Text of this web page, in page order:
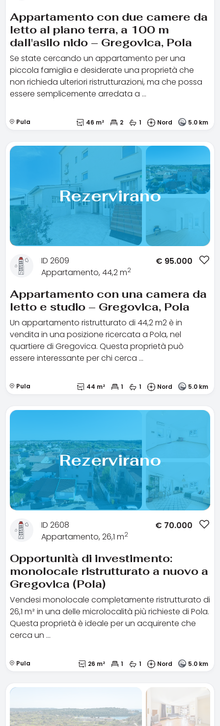
Appartamento con due camere da
letto al piano terra, a 100 m
dall'asilo nido – Gregovica, Pola
Se state cercando un appartamento per una
piccola famiglia e desiderate una proprietà che
non richieda ulteriori ristrutturazioni, ma che possa
essere semplicemente arredata a …
Pula 46 m² 2 1 Nord 5.0 km
Rezervirano
ID 2609
Appartamento, 44,2 m2
€ 95.000
Appartamento con una camera da
letto e studio – Gregovica, Pola
Un appartamento ristrutturato di 44,2 m2 è in
vendita in una posizione ricercata a Pola, nel
quartiere di Gregovica. Questa proprietà può
essere interessante per chi cerca …
Pula 44 m² 1 1 Nord 5.0 km
Rezervirano
ID 2608
Appartamento, 26,1 m2
€ 70.000
Opportunità di investimento:
monolocale ristrutturato a nuovo a
Gregovica (Pola)
Vendesi monolocale completamente ristrutturato di
26,1 m² in una delle microlocalità più richieste di Pola.
Questa proprietà è ideale per un acquirente che
cerca un …
Pula 26 m² 1 1 Nord 5.0 km